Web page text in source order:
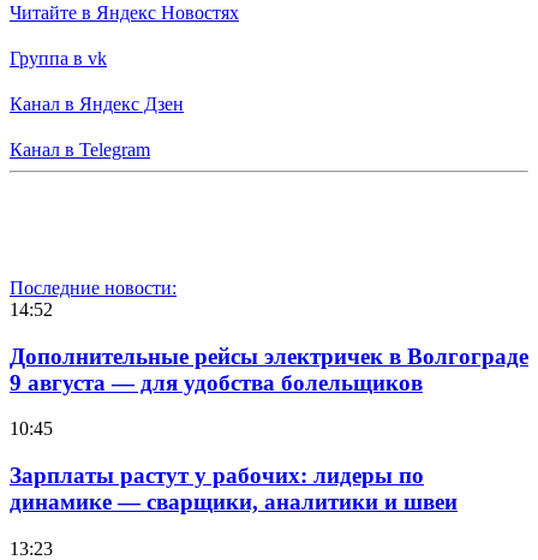
Читайте в Яндекс Новостях
Группа в vk
Канал в Яндекс Дзен
Канал в Telegram
Последние новости:
14:52
Дополнительные рейсы электричек в Волгограде
9 августа — для удобства болельщиков
10:45
Зарплаты растут у рабочих: лидеры по
динамике — сварщики, аналитики и швеи
13:23